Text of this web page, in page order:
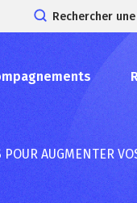
Rechercher
POUR AUGMENTER